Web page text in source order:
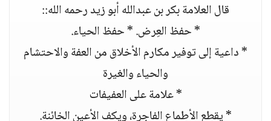
قال العلامة بكر بن عبدالله أبو زيد رحمه الله::
* حفظ العِرض. * حفظ الحياء.
* داعية إلى توفير مكارم الأخلاق من العفة والاحتشام
والحياء والغيرة
* علامة على العفيفات
* يقطع الأطماع الفاجرة، ويكف الأعين الخائنة.